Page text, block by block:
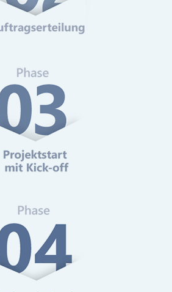
Analytics
Mehr erfahren
Beratung